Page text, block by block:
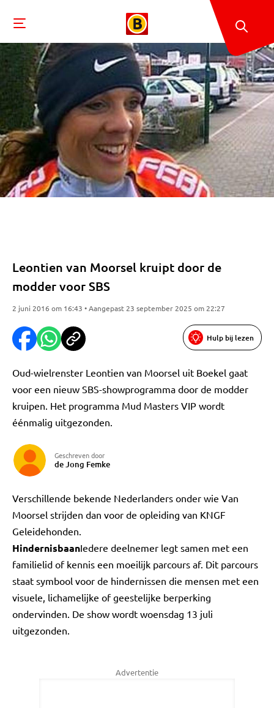
Leontien van Moorsel kruipt door de
modder voor SBS
2 juni 2016 om 16:43 • Aangepast 23 september 2025 om 22:27
Hulp bij lezen
Oud-wielrenster Leontien van Moorsel uit Boekel gaat
voor een nieuw SBS-showprogramma door de modder
kruipen. Het programma Mud Masters VIP wordt
éénmalig uitgezonden.
Geschreven door
de Jong Femke
Verschillende bekende Nederlanders onder wie Van
Moorsel strijden dan voor de opleiding van KNGF
Geleidehonden.
HindernisbaanIedere deelnemer legt samen met een
familielid of kennis een moeilijk parcours af. Dit parcours
staat symbool voor de hindernissen die mensen met een
visuele, lichamelijke of geestelijke berperking
ondervinden. De show wordt woensdag 13 juli
uitgezonden.
Advertentie